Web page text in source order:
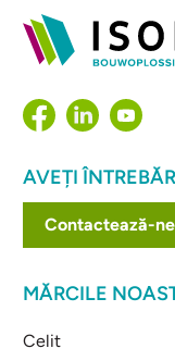
AVEȚI
Contactează-ne
MĂRCILE
Celit